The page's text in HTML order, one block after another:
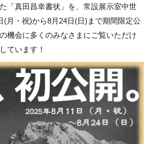
「真田昌幸書状」を、常設展示室中世
(月・祝)から8月24日(日)まで期間限定公
機会に多くのみなさまにご覧いただけ
ています！